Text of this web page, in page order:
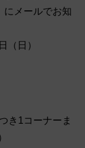
にメールでお知
（日）
き1コーナーま